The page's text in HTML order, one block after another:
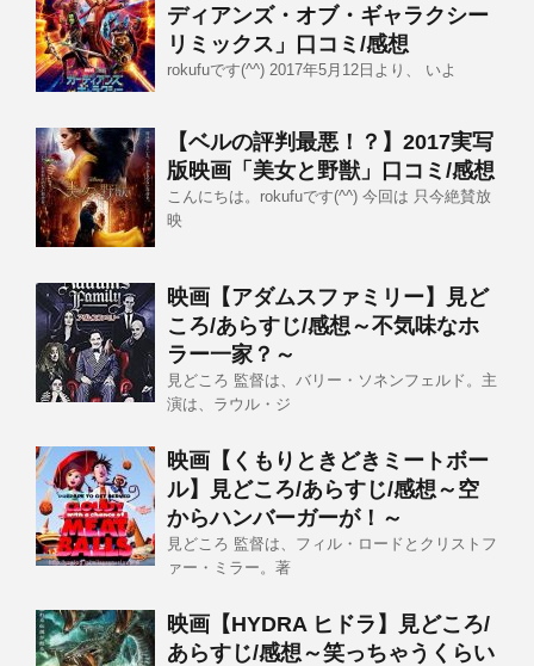
ディアンズ・オブ・ギャラクシー
リミックス」口コミ/感想
rokufuです(^^) 2017年5月12日より、 いよ
【ベルの評判最悪！？】2017実写
版映画「美女と野獣」口コミ/感想
こんにちは。rokufuです(^^) 今回は 只今絶賛放
映
映画【アダムスファミリー】見ど
ころ/あらすじ/感想～不気味なホ
ラー一家？～
見どころ 監督は、バリー・ソネンフェルド。主
演は、ラウル・ジ
映画【くもりときどきミートボー
ル】見どころ/あらすじ/感想～空
からハンバーガーが！～
見どころ 監督は、フィル・ロードとクリストフ
ァー・ミラー。著
映画【HYDRA ヒドラ】見どころ/
あらすじ/感想～笑っちゃうくらい